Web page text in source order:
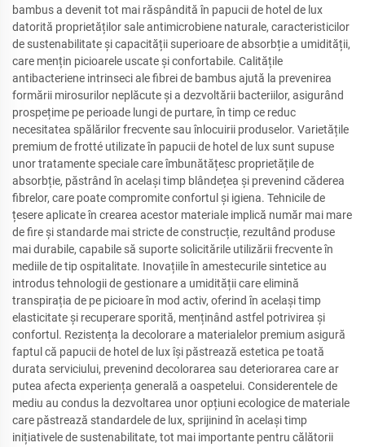
bambus a devenit tot mai răspândită în papucii de hotel de lux
datorită proprietăților sale antimicrobiene naturale, caracteristicilor
de sustenabilitate și capacității superioare de absorbție a umidității,
care mențin picioarele uscate și confortabile. Calitățile
antibacteriene intrinseci ale fibrei de bambus ajută la prevenirea
formării mirosurilor neplăcute și a dezvoltării bacteriilor, asigurând
prospețime pe perioade lungi de purtare, în timp ce reduc
necesitatea spălărilor frecvente sau înlocuirii produselor. Varietățile
premium de frotté utilizate în papucii de hotel de lux sunt supuse
unor tratamente speciale care îmbunătățesc proprietățile de
absorbție, păstrând în același timp blândețea și prevenind căderea
fibrelor, care poate compromite confortul și igiena. Tehnicile de
țesere aplicate în crearea acestor materiale implică număr mai mare
de fire și standarde mai stricte de construcție, rezultând produse
mai durabile, capabile să suporte solicitările utilizării frecvente în
mediile de tip ospitalitate. Inovațiile în amestecurile sintetice au
introdus tehnologii de gestionare a umidității care elimină
transpirația de pe picioare în mod activ, oferind în același timp
elasticitate și recuperare sporită, menținând astfel potrivirea și
confortul. Rezistența la decolorare a materialelor premium asigură
faptul că papucii de hotel de lux își păstrează estetica pe toată
durata serviciului, prevenind decolorarea sau deteriorarea care ar
putea afecta experiența generală a oaspetelui. Considerentele de
mediu au condus la dezvoltarea unor opțiuni ecologice de materiale
care păstrează standardele de lux, sprijinind în același timp
inițiativele de sustenabilitate, tot mai importante pentru călătorii